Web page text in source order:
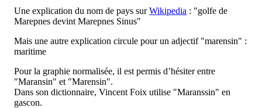
Une explication du nom de pays surWikipedia : "golfe de
Marepnes devint Marepnes Sinus"
Mais une autre explication circule pour un adjectif "marensin" :
maritime
Pour la graphie normalisée, il est permis d’hésiter entre
"Maransin" et "Marensin".
Dans son dictionnaire, Vincent Foix utilise "Maranssin" en
gascon.